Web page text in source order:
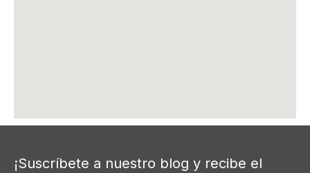
¡Suscríbete a nuestro blog y recibe el